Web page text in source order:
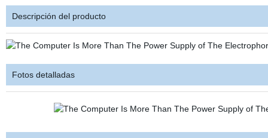
Descripción del producto
Fotos detalladas